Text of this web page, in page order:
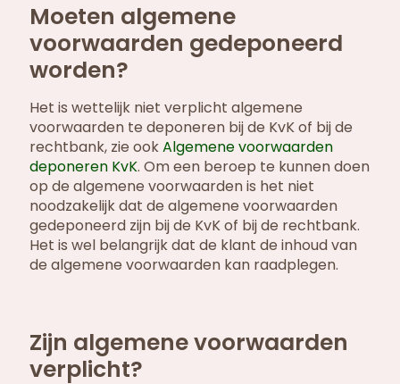
Moeten algemene
voorwaarden gedeponeerd
worden?
Het is wettelijk niet verplicht algemene
voorwaarden te deponeren bij de KvK of bij de
rechtbank, zie ookAlgemene voorwaarden
deponeren KvK. Om een beroep te kunnen doen
op de algemene voorwaarden is het niet
noodzakelijk dat de algemene voorwaarden
gedeponeerd zijn bij de KvK of bij de rechtbank.
Het is wel belangrijk dat de klant de inhoud van
de algemene voorwaarden kan raadplegen.
Zijn algemene voorwaarden
verplicht?